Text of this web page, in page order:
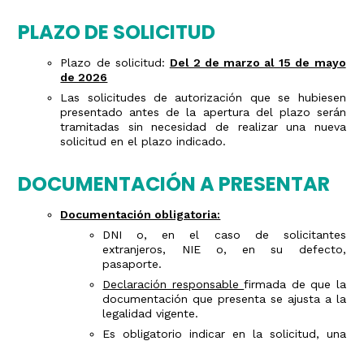
PLAZO DE SOLICITUD
Plazo de solicitud: Del 2 de marzo al 15 de mayo
de 2026
Las solicitudes de autorización que se hubiesen
presentado antes de la apertura del plazo serán
tramitadas sin necesidad de realizar una nueva
solicitud en el plazo indicado.
DOCUMENTACIÓN A PRESENTAR
Documentación obligatoria:
DNI o, en el caso de solicitantes
extranjeros, NIE o, en su defecto,
pasaporte.
Declaración responsablefirmada de que la
documentación que presenta se ajusta a la
legalidad vigente.
Es obligatorio indicar en la solicitud, una